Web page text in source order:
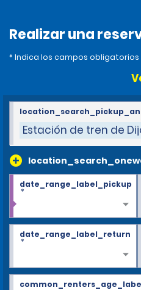
Realizar una
* Indica los campos obligatorios
Estación de tren de
date_range_label_pickup
*
date_range_label_return
*